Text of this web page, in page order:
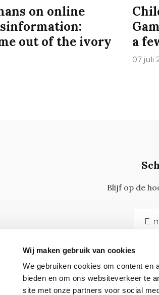
Wij maken gebruik van cookies
We gebruiken cookies om content en
bieden en om ons websiteverkeer te
site met onze partners voor social
on online
out of the ivory
a
07 juli
Blijf op de